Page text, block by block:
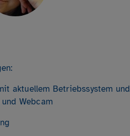
aktuellem Betriebssystem und
Webcam